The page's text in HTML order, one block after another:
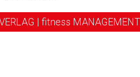
| fitness MANAGEMENT